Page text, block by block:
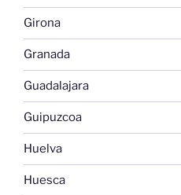
Girona
Granada
Guadalajara
Guipuzcoa
Huelva
Huesca